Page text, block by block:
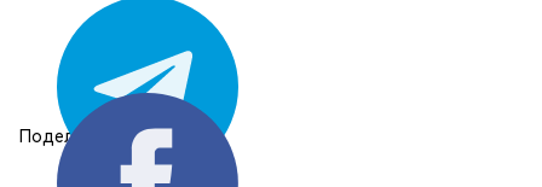
Поделиться: